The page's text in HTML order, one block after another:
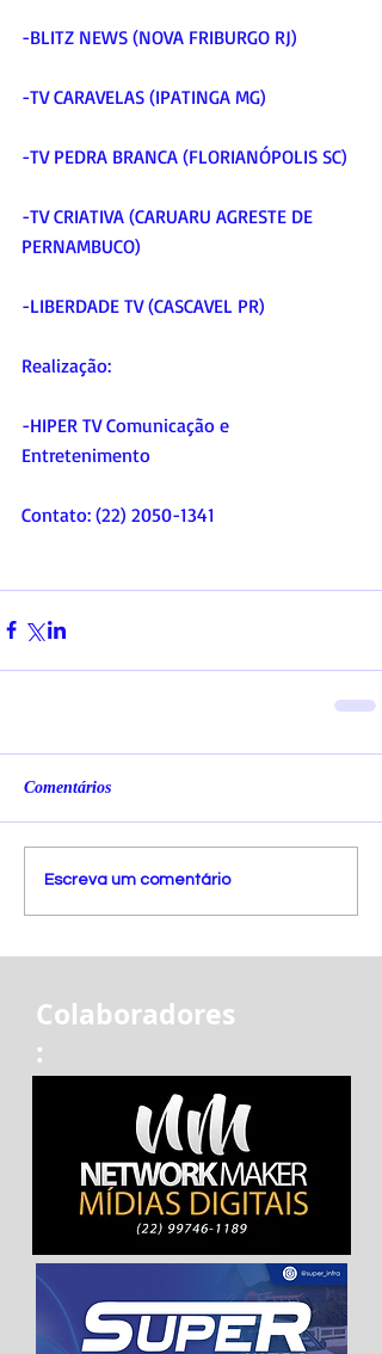
-BLITZ NEWS (NOVA FRIBURGO RJ)
-TV CARAVELAS (IPATINGA MG)
-TV PEDRA BRANCA (FLORIANÓPOLIS SC)
-TV CRIATIVA (CARUARU AGRESTE DE
PERNAMBUCO)
-LIBERDADE TV (CASCAVEL PR)
Realização:
-HIPER TV Comunicação e
Entretenimento
Contato: (22) 2050-1341
Comentários
Escreva um comentário
Colaboradores
: